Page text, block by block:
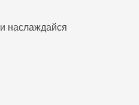
и наслаждайся